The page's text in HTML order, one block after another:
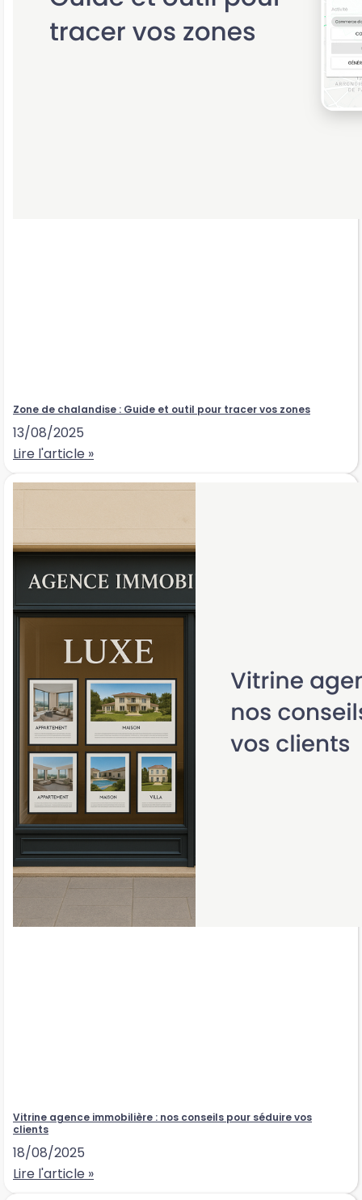
Zone de chalandise : Guide et outil pour tracer vos zones
13/08/2025
Lire l'article »
Vitrine agence immobilière : nos conseils pour séduire vos
clients
18/08/2025
Lire l'article »